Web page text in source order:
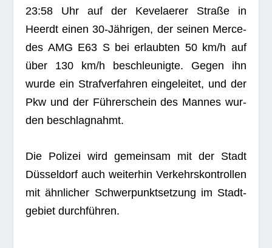
23:58 Uhr auf der Keve­lae­rer Straße in
Heerdt einen 30-Jäh­ri­gen, der sei­nen Mer­ce­
des AMG E63 S bei erlaub­ten 50 km/h auf
über 130 km/h beschleu­nigte. Gegen ihn
wurde ein Straf­ver­fah­ren ein­ge­lei­tet, und der
Pkw und der Füh­rer­schein des Man­nes wur­
den beschlagnahmt.
Die Poli­zei wird gemein­sam mit der Stadt
Düs­sel­dorf auch wei­ter­hin Ver­kehrs­kon­trol­len
mit ähn­li­cher Schwer­punkt­set­zung im Stadt­
ge­biet durchführen.